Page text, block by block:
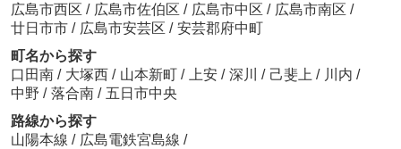
広島市西区 / 広島市佐伯区 / 広島市中区 / 広島市南区 /
廿日市市 / 広島市安芸区 / 安芸郡府中町
町名から探す
口田南 / 大塚西 / 山本新町 / 上安 / 深川 / 己斐上 / 川内 /
中野 / 落合南 / 五日市中央
路線から探す
山陽本線 / 広島電鉄宮島線 /